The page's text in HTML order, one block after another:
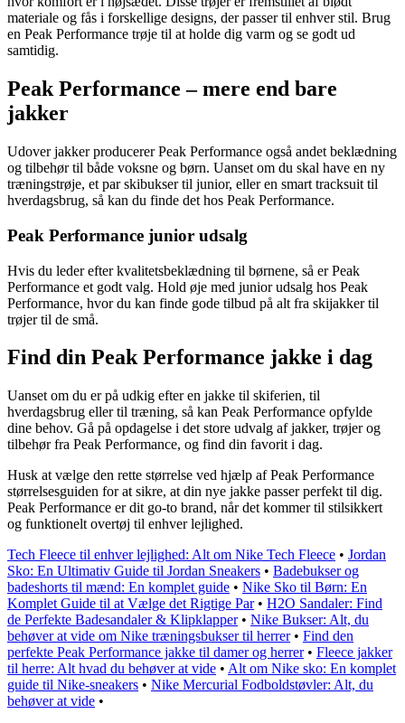
materiale og fås i forskellige designs, der passer til enhver stil. Brug
en Peak Performance trøje til at holde dig varm og se godt ud
samtidig.
Peak Performance – mere end bare
jakker
Udover jakker producerer Peak Performance også andet beklædning
og tilbehør til både voksne og børn. Uanset om du skal have en ny
træningstrøje, et par skibukser til junior, eller en smart tracksuit til
hverdagsbrug, så kan du finde det hos Peak Performance.
Peak Performance junior udsalg
Hvis du leder efter kvalitetsbeklædning til børnene, så er Peak
Performance et godt valg. Hold øje med junior udsalg hos Peak
Performance, hvor du kan finde gode tilbud på alt fra skijakker til
trøjer til de små.
Find din Peak Performance jakke i dag
Uanset om du er på udkig efter en jakke til skiferien, til
hverdagsbrug eller til træning, så kan Peak Performance opfylde
dine behov. Gå på opdagelse i det store udvalg af jakker, trøjer og
tilbehør fra Peak Performance, og find din favorit i dag.
Husk at vælge den rette størrelse ved hjælp af Peak Performance
størrelsesguiden for at sikre, at din nye jakke passer perfekt til dig.
Peak Performance er dit go-to brand, når det kommer til stilsikkert
og funktionelt overtøj til enhver lejlighed.
Tech Fleece til enhver lejlighed: Alt om Nike Tech Fleece • Jordan
Sko: En Ultimativ Guide til Jordan Sneakers • Badebukser og
badeshorts til mænd: En komplet guide • Nike Sko til Børn: En
Komplet Guide til at Vælge det Rigtige Par• H2O Sandaler: Find
de Perfekte Badesandaler & Klipklapper• Nike Bukser: Alt, du
behøver at vide om Nike træningsbukser til herrer• Find den
perfekte Peak Performance jakke til damer og herrer• Fleece jakker
til herre: Alt hvad du behøver at vide • Alt om Nike sko: En komplet
guide til Nike-sneakers • Nike Mercurial Fodboldstøvler: Alt, du
behøver at vide •